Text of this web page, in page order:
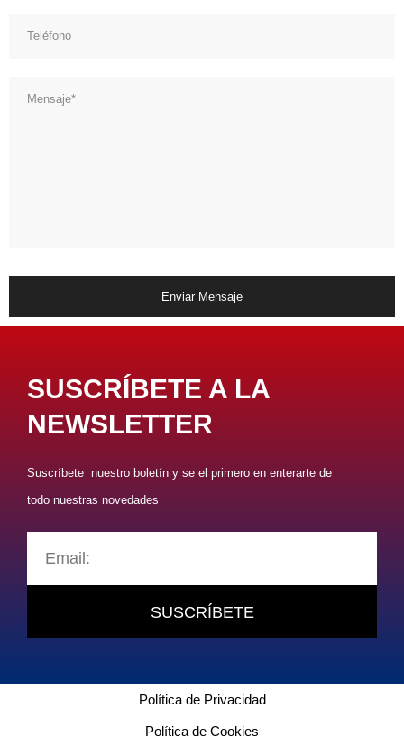
SUSCRÍBETE A LA
NEWSLETTER
Suscríbete nuestro boletín y se el primero en enterarte de
todo nuestras novedades
SUSCRÍBETE
Política de Privacidad
Política de Cookies